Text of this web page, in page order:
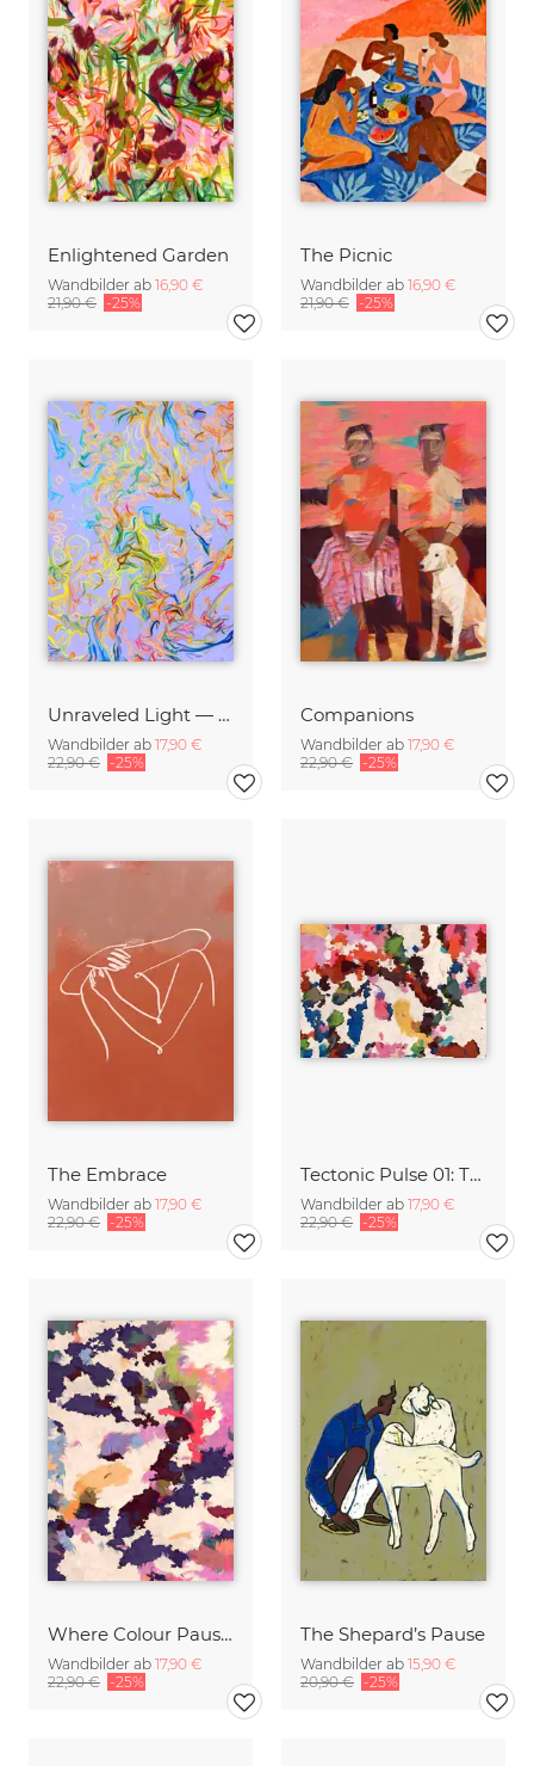
Enlightened Garden
Wandbilder ab 16,90 €
21,90 € -25%
The Picnic
Wandbilder ab 16,90 €
21,90 € -25%
Unraveled Light — Lilac
Wandbilder ab 17,90 €
22,90 € -25%
Companions
Wandbilder ab 17,90 €
22,90 € -25%
The Embrace
Wandbilder ab 17,90 €
22,90 € -25%
Tectonic Pulse 01: The Unspoken Meridian
Wandbilder ab 17,90 €
22,90 € -25%
Where Colour Pauses
Wandbilder ab 17,90 €
22,90 € -25%
The Shepard’s Pause
Wandbilder ab 15,90 €
20,90 € -25%